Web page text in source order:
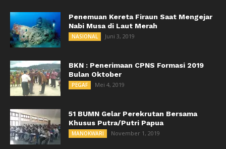
Penemuan Kereta Firaun Saat Mengejar
Nabi Musa di Laut Merah
NASIONAL Juni 3, 2019
BKN : Penerimaan CPNS Formasi 2019
Bulan Oktober
PEGAF Mei 4, 2019
51 BUMN Gelar Perekrutan Bersama
Khusus Putra/Putri Papua
MANOKWARI November 1, 2019